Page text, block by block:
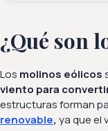
¿Qué son
Los molinos eólicos
viento para
estructuras forman
renovable, ya que el